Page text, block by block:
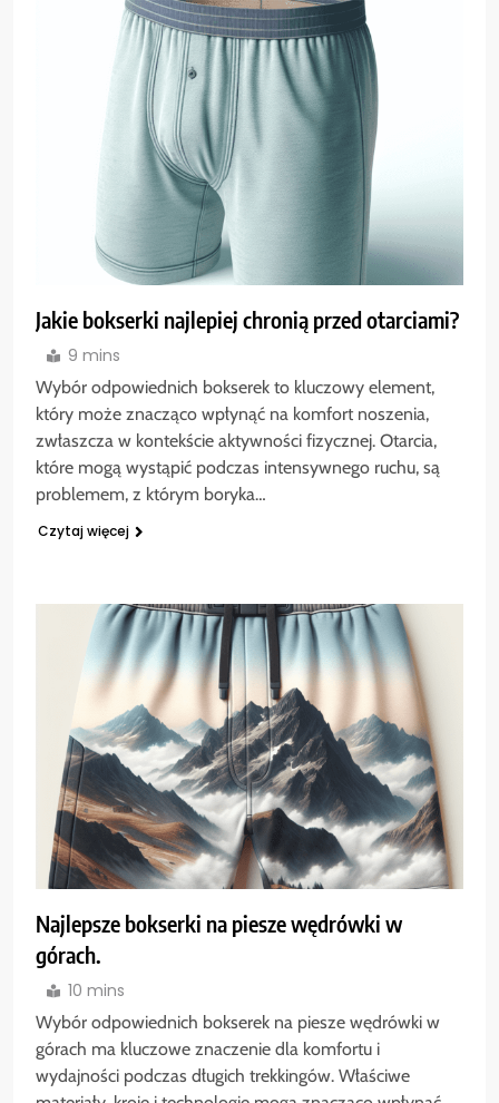
Jakie bokserki najlepiej chronią przed otarciami?
9 mins
Wybór odpowiednich bokserek to kluczowy element,
który może znacząco wpłynąć na komfort noszenia,
zwłaszcza w kontekście aktywności fizycznej. Otarcia,
które mogą wystąpić podczas intensywnego ruchu, są
problemem, z którym boryka…
Czytaj więcej
Najlepsze bokserki na piesze wędrówki w
górach.
10 mins
Wybór odpowiednich bokserek na piesze wędrówki w
górach ma kluczowe znaczenie dla komfortu i
wydajności podczas długich trekkingów. Właściwe